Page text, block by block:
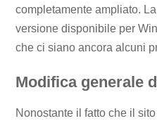
completamente ampliato.
versione disponibile per
che ci siano ancora alcuni
Modifica generale
Nonostante il fatto che il